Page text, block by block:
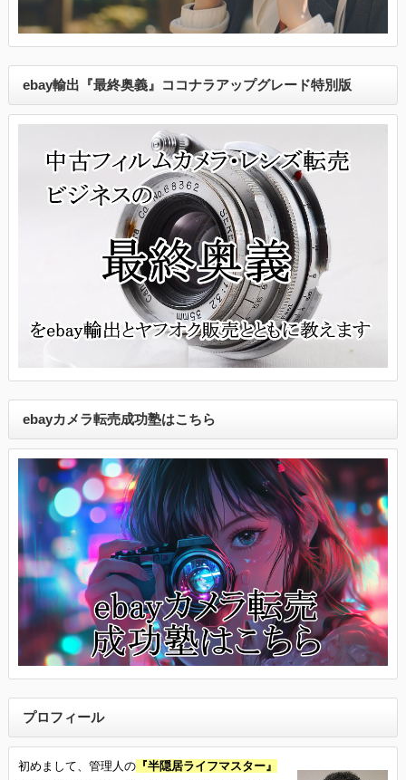
ebay輸出『最終奥義』ココナラアップグレード特別版
ebayカメラ転売成功塾はこちら
プロフィール
初めまして、管理人の『半隠居ライフマスター』